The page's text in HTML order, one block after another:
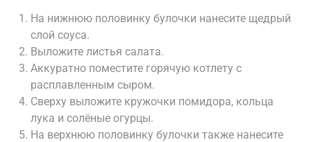
На нижнюю половинку булочки нанесите щедрый
слой соуса.
Выложите листья салата.
Аккуратно поместите горячую котлету с
расплавленным сыром.
Сверху выложите кружочки помидора, кольца
лука и солёные огурцы.
На верхнюю половинку булочки также нанесите